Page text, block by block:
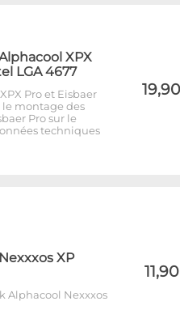
XPX
LGA 4677
Pro et Eisbaer
le montage des
Pro sur le
techniques
XP
Alphacool Nexxxos